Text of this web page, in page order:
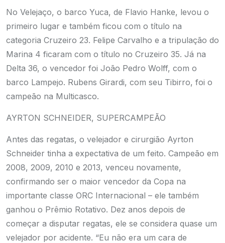
No Velejaço, o barco Yuca, de Flavio Hanke, levou o
primeiro lugar e também ficou com o título na
categoria Cruzeiro 23. Felipe Carvalho e a tripulação do
Marina 4 ficaram com o título no Cruzeiro 35. Já na
Delta 36, o vencedor foi João Pedro Wolff, com o
barco Lampejo. Rubens Girardi, com seu Tibirro, foi o
campeão na Multicasco.
AYRTON SCHNEIDER, SUPERCAMPEÃO
Antes das regatas, o velejador e cirurgião Ayrton
Schneider tinha a expectativa de um feito. Campeão em
2008, 2009, 2010 e 2013, venceu novamente,
confirmando ser o maior vencedor da Copa na
importante classe ORC Internacional – ele também
ganhou o Prêmio Rotativo. Dez anos depois de
começar a disputar regatas, ele se considera quase um
velejador por acidente. “Eu não era um cara de